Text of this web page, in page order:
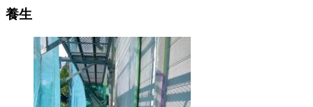
養生